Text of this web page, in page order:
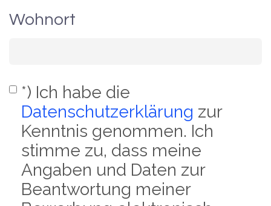
Wohnort
*) Ich habe die
Datenschutzerklärung zur
Kenntnis genommen. Ich
stimme zu, dass meine
Angaben und Daten zur
Beantwortung meiner